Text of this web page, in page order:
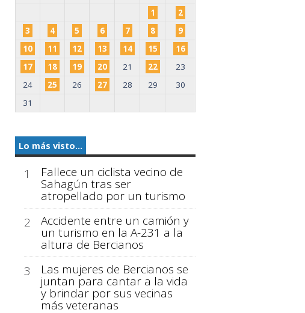
1
2
3
4 5 6 7 8
9
10
11 12 13 14 15
16
17
18 19 20 21 22
23
24
25 26 27 28 29
30
31
Lo más visto...
1 Fallece un ciclista vecino de
Sahagún tras ser
atropellado por un turismo
2
Accidente entre un camión y
un turismo en la A-231 a la
altura de Bercianos
3
Las mujeres de Bercianos se
juntan para cantar a la vida
y brindar por sus vecinas
más veteranas